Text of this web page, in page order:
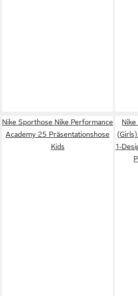
Nike Sporthose Nike Performance
Academy 25 Präsentationshose
Kids
1-